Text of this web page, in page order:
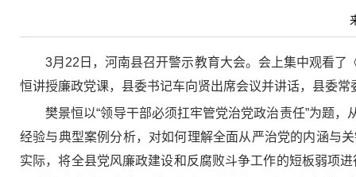
3月22日，河南县召开警示教育大会。会上集中观看
恒讲授廉政党课，县委书记车向贤出席会议并讲话，县委
樊景恒以“领导干部必须扛牢管党治党政治责任”为题，
经验与典型案例分析，对如何理解全面从严治党的内涵与
实际，将全县党风廉政建设和反腐败斗争工作的短板弱项